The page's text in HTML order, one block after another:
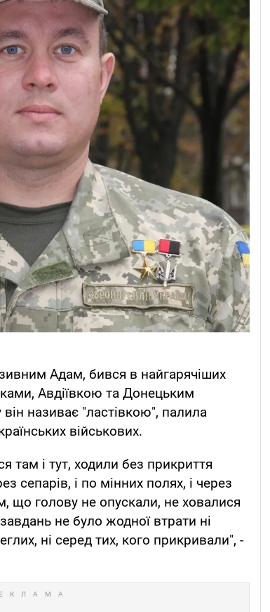
Адам, бився в найгарячіших
Авдіївкою та Донецьким
називає "ластівкою", палила
військових.
там і тут, ходили без прикриття
сепарів, і по мінних полях, і через
що голову не опускали, не ховалися
не було жодної втрати ні
ні серед тих, кого прикривали", -